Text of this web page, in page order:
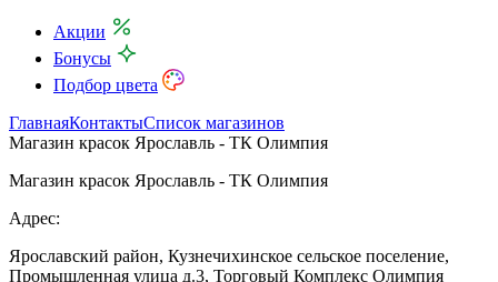
Акции
Бонусы
Подбор цвета
ГлавнаяКонтактыСписок магазинов
Магазин красок Ярославль - ТК Олимпия
Магазин красок Ярославль - ТК Олимпия
Адрес:
Ярославский район, Кузнечихинское сельское поселение,
Промышленная улица д.3, Торговый Комплекс Олимпия